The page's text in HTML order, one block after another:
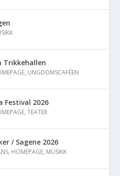
Trikkehallen
, UNGDOMSCAFÉEN
Festival 2026
,TEATER
/ Sagene 2026
, HOMEPAGE, MUSIKK